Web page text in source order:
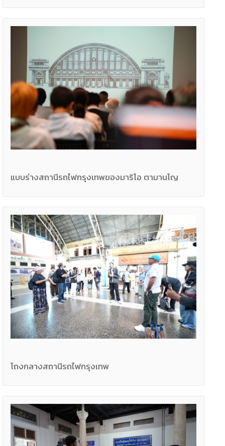
แบบร่างสถานีรถไฟกรุงเทพของมาริโอ ตามานโญ
โถงกลางสถานีรถไฟกรุงเทพ